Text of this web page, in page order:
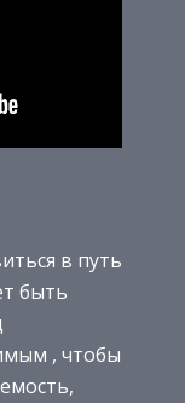
в путь
быть
, чтобы